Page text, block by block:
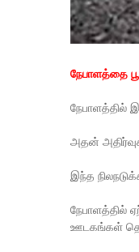
நேபாளத்தை
நேபாளத்தில்
அதன்
இந்த
நேபாளத்தில்
ஊடகங்கள்